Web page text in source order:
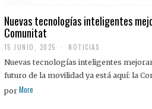
Nuevas tecnologías inteligentes
Comunitat
15 JUNIO, 2025 NOTICIAS
Nuevas tecnologías inteligentes
futuro de la movilidad ya está aquí: la
por More